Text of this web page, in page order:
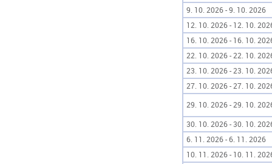
9. 10. 2026 - 9. 10. 2026
12. 10. 2026 - 12. 10.
16. 10. 2026 - 16. 10.
22. 10. 2026 - 22. 10.
23. 10. 2026 - 23. 10.
27. 10. 2026 - 27. 10.
29. 10. 2026 - 29. 10.
30. 10. 2026 - 30. 10.
6. 11. 2026 - 6. 11. 2026
10. 11. 2026 - 10. 11.